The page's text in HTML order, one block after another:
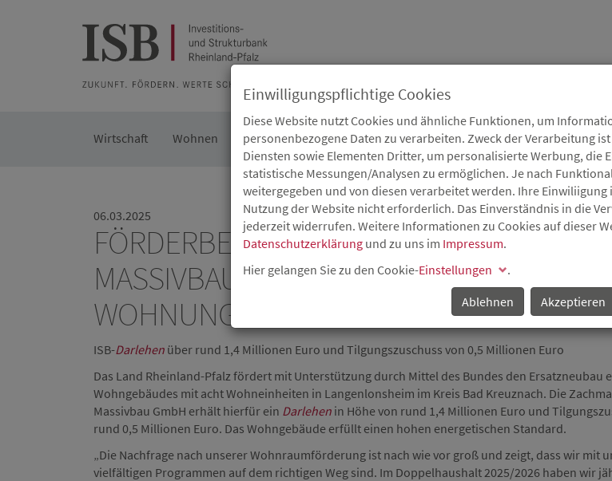
Wirtschaft Wohnen Kommunal Die ISB Karriere Service Aktuelles
06.03.2025
FÖRDERBESCHEID AN ZACHMANN
MASSIVBAU GMBH: ISB FÖRDERT
WOHNUNGSBAU IN LANGENLONSHEIM
ISB-Darlehen über rund 1,4 Millionen Euro und Tilgungszuschuss von 0,5 Millionen Euro
Das Land Rheinland-Pfalz fördert mit Unterstützung durch Mittel des Bundes den Ersatzneubau
Wohngebäudes mit acht Wohneinheiten in Langenlonsheim im Kreis Bad Kreuznach. Die
Massivbau GmbH erhält hierfür ein Darlehen in Höhe von rund 1,4 Millionen Euro und
rund 0,5 Millionen Euro. Das Wohngebäude erfüllt einen hohen energetischen Standard.
„Die Nachfrage nach unserer Wohnraumförderung ist nach wie vor groß und zeigt, dass wir mit
vielfältigen Programmen auf dem richtigen Weg sind. Im Doppelhaushalt 2025/2026 haben wir
Einwilligungspflichtige Cookies
Diese Website nutzt Cookies und ähnliche Funktionen, um
personenbezogene Daten zu verarbeiten. Zweck der Verarbeitung
Diensten sowie Elementen Dritter, um personalisierte Werbung, die
statistische Messungen/Analysen zu ermöglichen. Je nach
weitergegeben und von diesen verarbeitet werden. Ihre
Nutzung der Website nicht erforderlich. Das Einverständnis in die
jederzeit widerrufen. Weitere Informationen zu Cookies auf dieser
Datenschutzerklärung und zu uns im Impressum.
Hier gelangen Sie zu den Cookie-Einstellungen
.
Ablehnen
Akzeptieren